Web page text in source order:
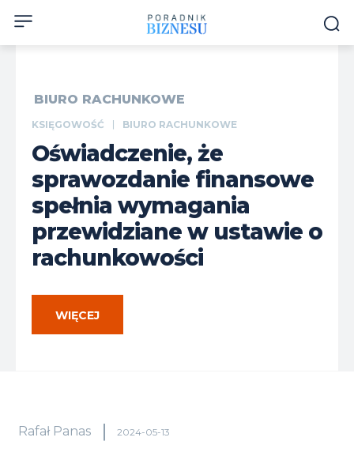
BIURO RACHUNKOWE
KSIĘGOWOŚĆ BIURO RACHUNKOWE
Oświadczenie, że
sprawozdanie finansowe
spełnia wymagania
przewidziane w ustawie o
rachunkowości
WIĘCEJ
Rafał Panas 2024-05-13